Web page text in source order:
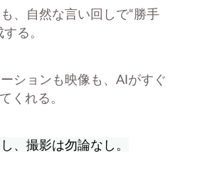
、自然な言い回しで“勝手
る。
ションも映像も、AIがすぐ
くれる。
、撮影は勿論なし。